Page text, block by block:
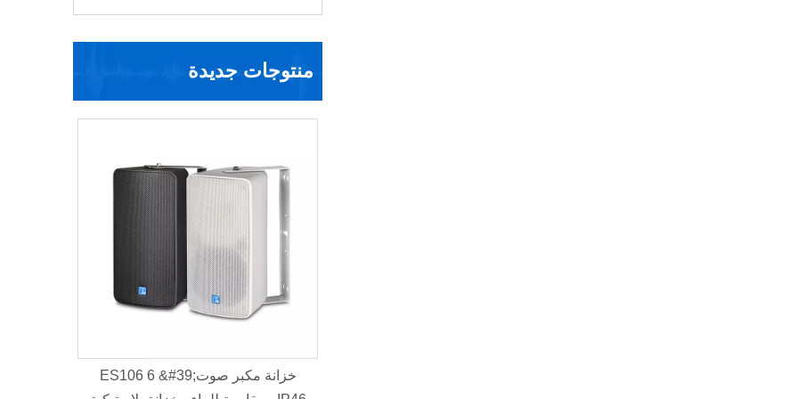
منتوجات جديدة
ES106 6 &#39;خزانة مكبر صوت